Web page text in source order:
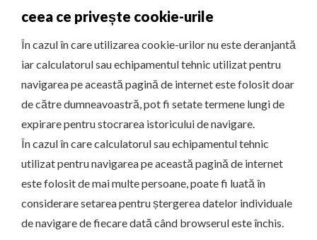
ceea ce privește cookie-urile
În cazul în care utilizarea cookie-urilor nu este deranjantă
iar calculatorul sau echipamentul tehnic utilizat pentru
navigarea pe această pagină de internet este folosit doar
de către dumneavoastră, pot fi setate termene lungi de
expirare pentru stocrarea istoricului de navigare.
În cazul în care calculatorul sau echipamentul tehnic
utilizat pentru navigarea pe această pagină de internet
este folosit de mai multe persoane, poate fi luată în
considerare setarea pentru ștergerea datelor individuale
de navigare de fiecare dată când browserul este închis.